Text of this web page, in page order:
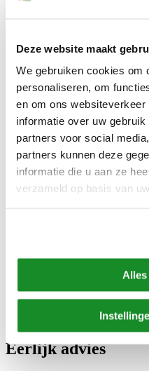
Deze website maakt
We gebruiken cookies om
personaliseren, om
en om ons
informatie over uw
partners voor social
partners kunnen deze
informatie die u aan ze
verzameld op basis van
Alles
Uw resultaten
Pellentesque ultricies metus eu
venenatis. Phasellus vulputate
aliquam. Nulla facilisi. Aenean
Proin mollis interdum nisl
Nieuwe winVitalis
maaltijdcomponenten
Per 1 september is ons
IDDSI-5 maaltijden en
uitbreiden met zeven IDDSI-6
Eerlijk advies